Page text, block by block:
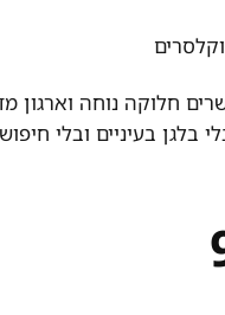
חלוקה נוחה וארגון
בלגן בעיניים ובלי